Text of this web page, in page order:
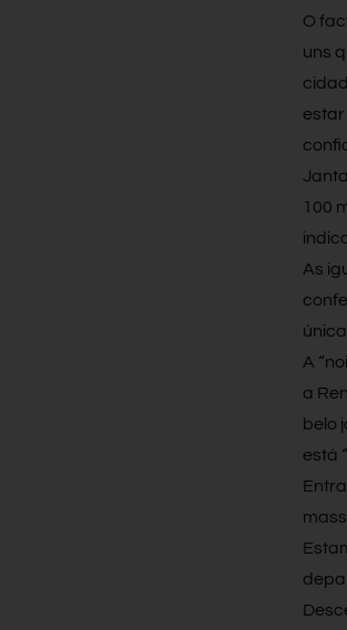
O
uns
estar
100
As
A
a
belo
está